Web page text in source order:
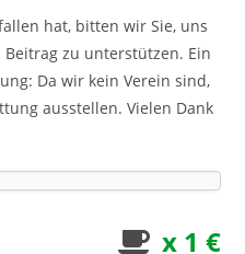
hat, bitten wir Sie, uns
zu unterstützen. Ein
Da wir kein Verein sind,
ausstellen. Vielen Dank
x 1 €